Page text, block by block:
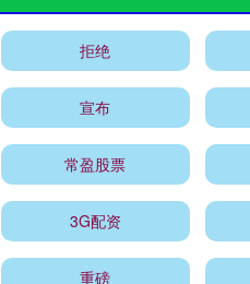
拒绝
宣布
常盈股票
3G配资
重磅